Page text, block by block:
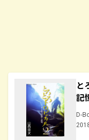
と
記
D-